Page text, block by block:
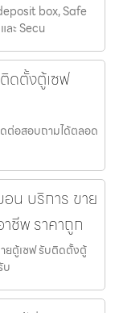
box, Safe
ะ Secu
ดตั้งตู้เซฟ
ต่อสอบถามได้ตลอด
น บริการ ขาย
ชีพ ราคาถูก
ยตู้เซฟ รับติดตั้งตู้
บ